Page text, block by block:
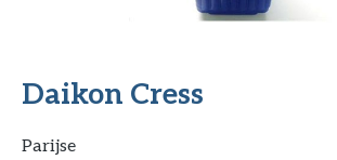
Daikon Cress
Parijse